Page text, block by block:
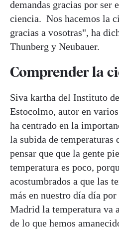
demandas gracias por ser
ciencia. Nos hacemos la
gracias a vosotras", ha
Thunberg y Neubauer.
Comprender la
Siva kartha del Instituto
Estocolmo, autor en
ha centrado en la
la subida de temperaturas
pensar que que la gente
temperatura es poco,
acostumbrados a que las
más en nuestro día día
Madrid la temperatura va
de lo que hemos